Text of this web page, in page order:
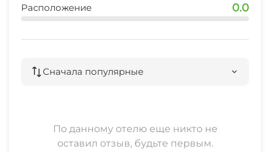
Расположение 0.0
Сначала популярные
По данному отелю еще никто не
оставил отзыв, будьте первым.